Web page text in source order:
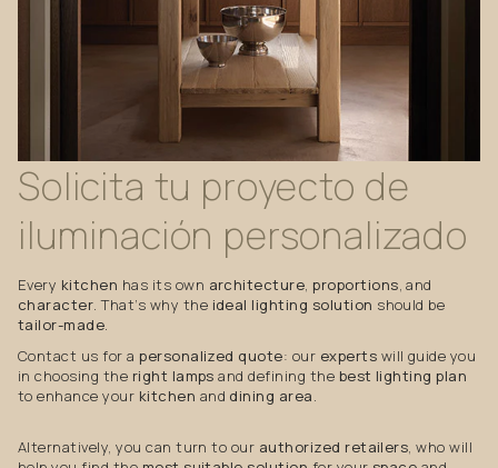
Solicita tu proyecto de
iluminación personalizado
Every kitchen has its own architecture,proportions, and
character. That’s why the ideal lighting solution should be
tailor-made.
Contact us for apersonalized quote: our experts will guide you
in choosing the right lamps and defining the best lighting plan
to enhance your kitchen and dining area.
Alternatively, you can turn to our authorized retailers, who will